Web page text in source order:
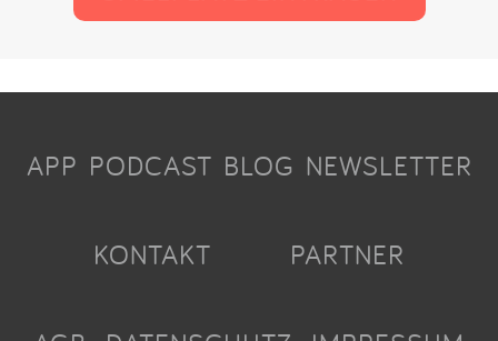
APP PODCAST BLOG NEWSLETTER
KONTAKT PARTNER